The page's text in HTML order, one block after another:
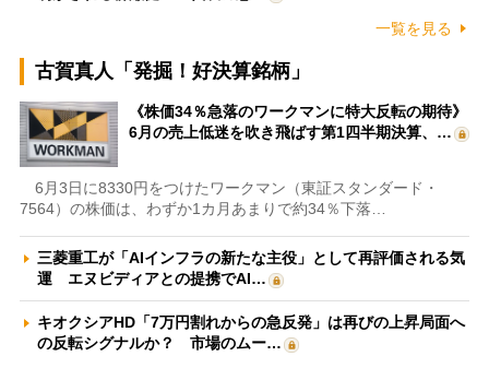
一覧を見る
古賀真人「発掘！好決算銘柄」
《株価34％急落のワークマンに特大反転の期待》
6月の売上低迷を吹き飛ばす第1四半期決算、…
6月3日に8330円をつけたワークマン（東証スタンダード・
7564）の株価は、わずか1カ月あまりで約34％下落…
三菱重工が「AIインフラの新たな主役」として再評価される気
運 エヌビディアとの提携でAI…
キオクシアHD「7万円割れからの急反発」は再びの上昇局面へ
の反転シグナルか？ 市場のムー…